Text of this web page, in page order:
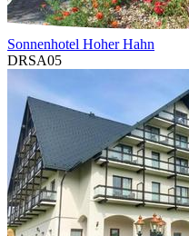
Sonnenhotel Hoher Hahn
DRSA05